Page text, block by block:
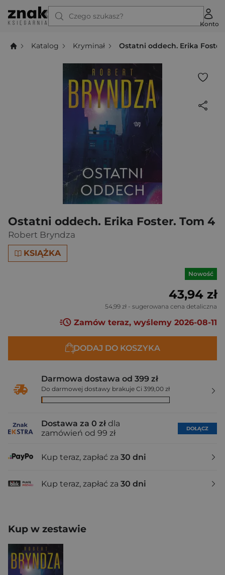
Czego szukasz?
Konto
Katalog Kryminał Ostatni oddech. Erika
Ostatni oddech. Erika Foster. Tom 4
Robert Bryndza
KSIĄŻKA
Nowość
43,94 zł
54,99 zł - sugerowana cena detaliczna
Zamów teraz, wyślemy 2026-08-11
DODAJ DO KOSZYKA
Darmowa dostawa od 399 zł
Do darmowej dostawy brakuje Ci 399,00 zł
Dostawa za 0 zł dla
zamówień od 99 zł
DOŁĄCZ
Kup teraz, zapłać za 30 dni
Kup teraz, zapłać za 30 dni
Kup w zestawie